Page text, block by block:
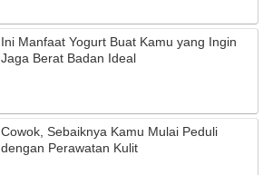
Ini Manfaat Yogurt Buat Kamu yang Ingin
Jaga Berat Badan Ideal
Cowok, Sebaiknya Kamu Mulai Peduli
dengan Perawatan Kulit